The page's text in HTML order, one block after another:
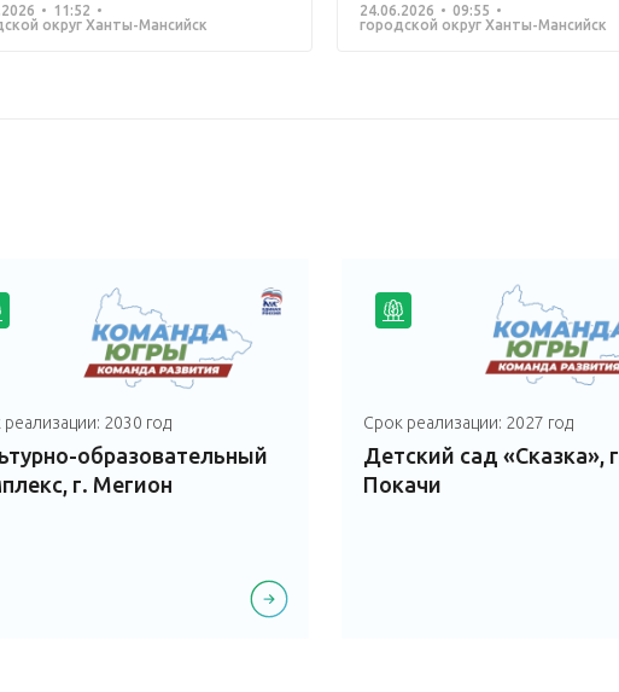
11:52
округ Ханты-Мансийск
24.06.2026
09:55
городской округ Ханты-Мансийск
2030 год
образовательный
г. Мегион
Срок реализации: 2027 год
Детский сад «Сказка»,
Покачи